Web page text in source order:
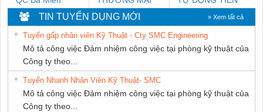
DỊCH VỤ KỸ
THUẬT ĐIỆN CƠ
GIA HƯNG
PHÁT
TIN TUYỂN DỤNG MỚI » Xem tất cả
Tuyển gấp nhân viên Kỹ Thuật - Cty SMC Engineering
Mô tả công việc Đảm nhiệm công việc tại phòng kỹ thuật của
Công ty theo...
Tuyển Nhanh Nhân Viên Kỹ Thuật- SMC
Mô tả công việc Đảm nhiệm công việc tại phòng kỹ thuật của
Công ty theo...